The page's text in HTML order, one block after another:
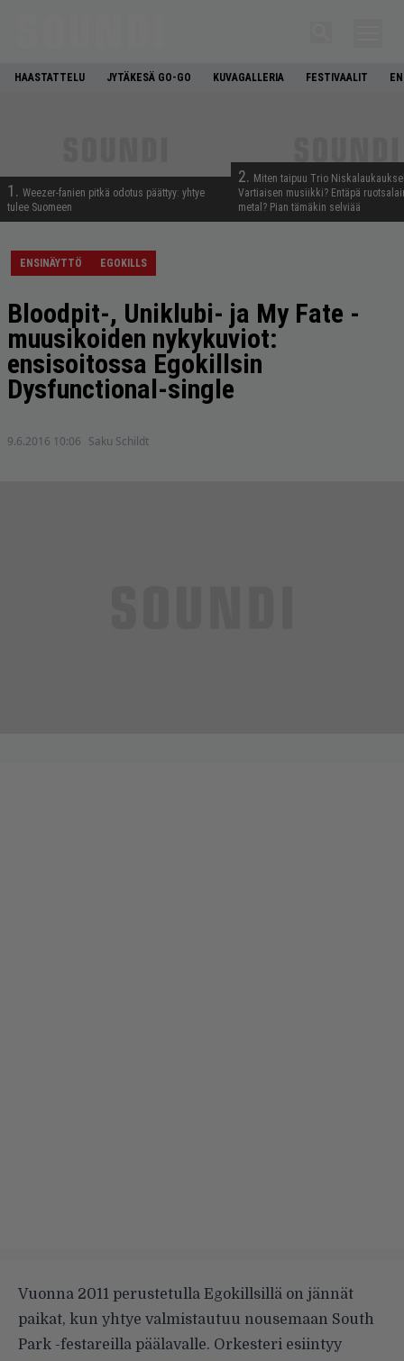
HAASTATTELU JYTÄKESÄ GO-GO KUVAGALLERIA FESTIVAALIT
1. Weezer-fanien pitkä odotus päättyy: yhtye
tulee Suomeen
2. Miten taipuu Trio
Vartiaisen musiikki? Entäpä
metal? Pian tämäkin selviää
ENSINÄYTTÖ EGOKILLS
Bloodpit-, Uniklubi- ja My Fate -
muusikoiden nykykuviot:
ensisoitossa Egokillsin
Dysfunctional-single
9.6.2016 10:06 Saku Schildt
Vuonna 2011 perustetulla Egokillsillä on jännät
paikat, kun yhtye valmistautuu nousemaan South
Park -festareilla päälavalle. Orkesteri esiintyy